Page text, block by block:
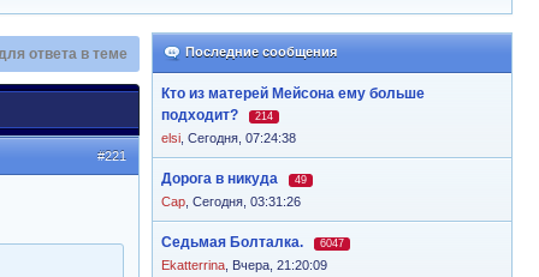
Последние сообщения
Кто из матерей Мейсона ему больше
подходит?
214
elsi Сегодня, 07:24:38
Дорога в никуда 49
Cap Сегодня, 03:31:26
Седьмая Болталка. 6047
Ekatterrina Вчера, 21:20:09
ответа в теме
#221